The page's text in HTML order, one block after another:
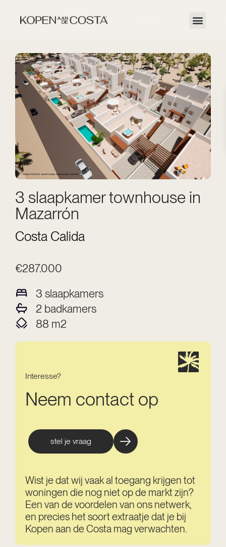
3 slaapkamer townhouse in
Mazarrón
Costa Calida
€287.000
3 slaapkamers
2 badkamers
88 m2
Interesse?
Neem contact op
stel je vraag
Wist je dat wij vaak al toegang krijgen tot
woningen die nog niet op de markt zijn?
Een van de voordelen van ons netwerk,
en precies het soort extraatje dat je bij
Kopen aan de Costa mag verwachten.